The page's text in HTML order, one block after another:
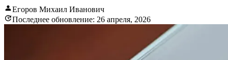
Егоров Михаил Иванович
Последнее обновление: 26 апреля, 2026